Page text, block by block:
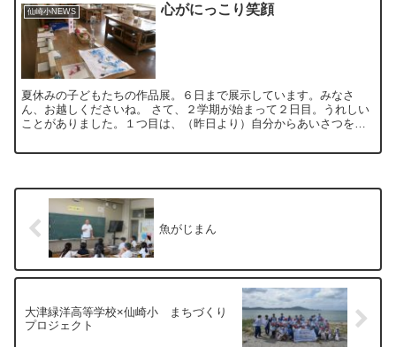
仙崎小NEWS 心がにっこり笑顔
夏休みの子どもたちの作品展。６日まで展示しています。みなさ
ん、お越しくださいね。 さて、２学期が始まって２日目。うれしい
ことがありました。１つ目は、（昨日より）自分からあいさつをす
と、...
魚がじまん
大津緑洋高等学校×仙崎小 まちづくり
プロジェクト